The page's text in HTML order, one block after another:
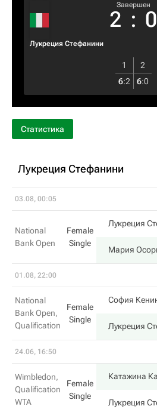
Лукреция Стефанини
Завершен
2 : 0
1
2
6:2 6:0
Статистика
Лукреция Стефанини
03.08, 00:05
National
Bank Open
Female
Single
Лукреция
Мария
01.08, 22:00
National
Bank Open,
Qualification
Female
Single
София
Лукреция
24.06, 16:50
Wimbledon,
Qualification
WTA
Female
Single
Катажина
Лукреция